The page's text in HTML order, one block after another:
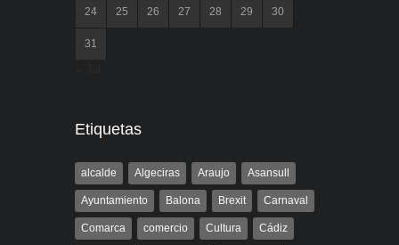
24 25 26 27 28 29 30
31
Etiquetas
alcalde Algeciras Araujo Asansull
Ayuntamiento Balona Brexit Carnaval
Comarca comercio Cultura Cádiz